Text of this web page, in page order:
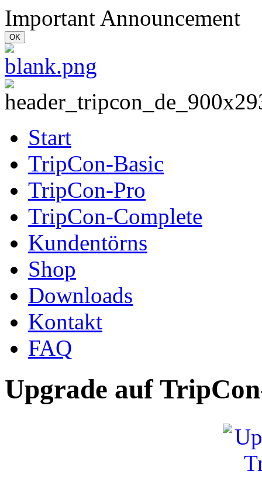
Important Announcement
OK
Start
TripCon-Basic
TripCon-Pro
TripCon-Complete
Kundentörns
Shop
Downloads
Kontakt
FAQ
Upgrade auf